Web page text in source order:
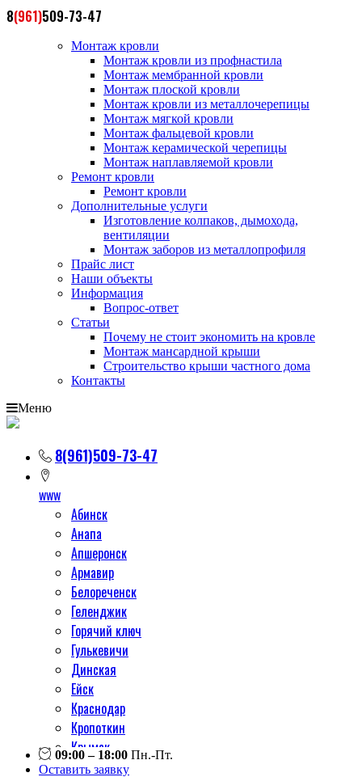
8(961)509-73-47
Монтаж кровли
Монтаж кровли из профнастила
Монтаж мембранной кровли
Монтаж плоской кровли
Монтаж кровли из металлочерепицы
Монтаж мягкой кровли
Монтаж фальцевой кровли
Монтаж керамической черепицы
Монтаж наплавляемой кровли
Ремонт кровли
Ремонт кровли
Дополнительные услуги
Изготовление колпаков, дымохода,
вентиляции
Монтаж заборов из металлопрофиля
Прайс лист
Наши объекты
Информация
Вопрос-ответ
Статьи
Почему не стоит экономить на кровле
Монтаж мансардной крыши
Строительство крыши частного дома
Контакты
Меню
8(961)509-73-47
www
Абинск
Анапа
Апшеронск
Армавир
Белореченск
Геленджик
Горячий ключ
Гулькевичи
Динская
Ейск
Краснодар
Кропоткин
Крымск
Кореновск
09:00 – 18:00 Пн.-Пт.
Оставить заявку